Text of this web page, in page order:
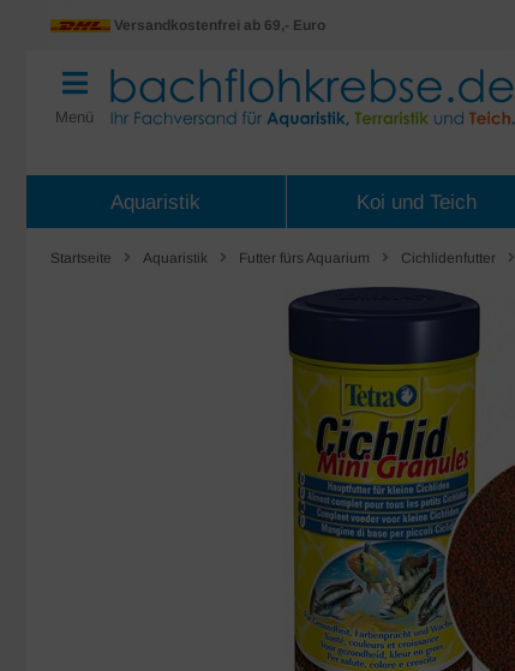
Versandkostenfrei ab 69,- Euro
Menü
Aquaristik Koi und Teich
Startseite Aquaristik Futter fürs Aquarium Cichlidenfutter